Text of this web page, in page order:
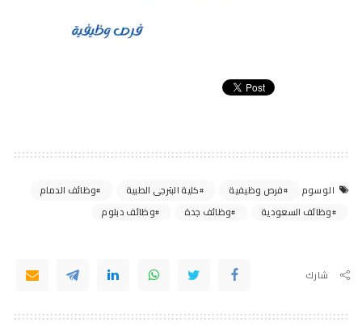
الوسوم فرص وظيفية كلية البترجى الطبية
وظائف الدمام
وظائف السعودية
وظائف جدة وظائف دبلوم
شارك